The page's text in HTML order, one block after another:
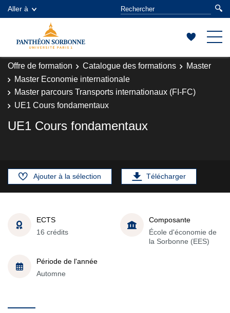
Aller à
Offre de formation Catalogue des formations
Master
Master Economie internationale
Master parcours Transports internationaux (FI-FC)
UE1 Cours fondamentaux
UE1 Cours fondamentaux
Ajouter à la sélection Télécharger
ECTS
16 crédits
Composante
École d'économie de
la Sorbonne (EES)
Période de l'année
Automne